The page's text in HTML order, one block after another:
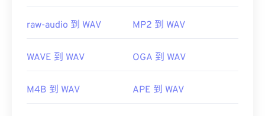
raw-audio 到 WAV MP2 到 WAV
WAVE 到 WAV OGA 到 WAV
M4B 到 WAV APE 到 WAV